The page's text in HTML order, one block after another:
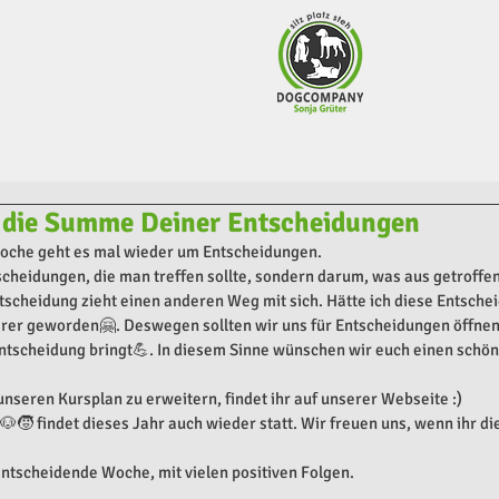
Summe Deiner Entscheidungen
geht es mal wieder um Entscheidungen.
die man treffen sollte, sondern darum, was aus
zieht einen anderen Weg mit sich. Hätte ich diese
geworden🤗. Deswegen sollten wir uns für Entscheidungen
bringt💪. In diesem Sinne wünschen wir euch einen
Kursplan zu erweitern, findet ihr auf unserer Webseite :)
findet dieses Jahr auch wieder statt. Wir freuen uns, wenn ihr
Woche, mit vielen positiven Folgen.